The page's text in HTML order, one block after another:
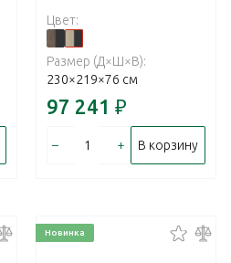
Цвет:
Размер (Д×Ш×В):
230×219×76 см
97 241 ₽
– + В корзину
Новинка